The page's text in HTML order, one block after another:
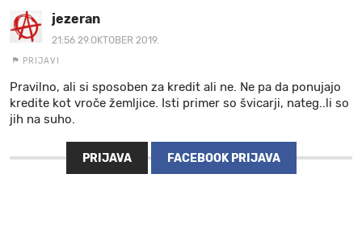
jezeran
21:56 29.OKTOBER 2019.
PRIJAVI
Pravilno, ali si sposoben za kredit ali ne. Ne pa da ponujajo
kredite kot vroče žemljice. Isti primer so švicarji, nateg..li so
jih na suho.
PRIJAVA FACEBOOK PRIJAVA